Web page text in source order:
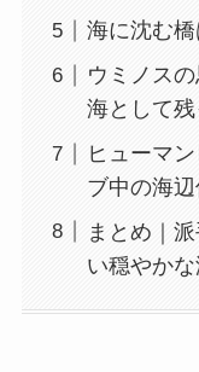
海に沈む
ウミノス
海として
ヒューマ
ブ中の海
まとめ｜
い穏やか